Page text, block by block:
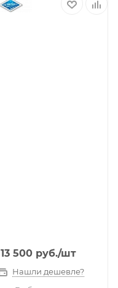
13 500 руб./шт
Нашли дешевле?